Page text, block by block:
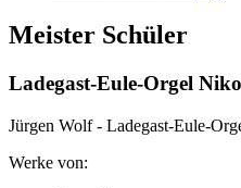
Meister Schüler
Ladegast-Eule-Orgel
Jürgen Wolf - Ladegast-Eule-
Werke von: